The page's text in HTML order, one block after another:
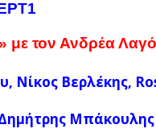
με τον Ανδρέα Λαγό
Νίκος Βερλέκης,
Μπάκουλης